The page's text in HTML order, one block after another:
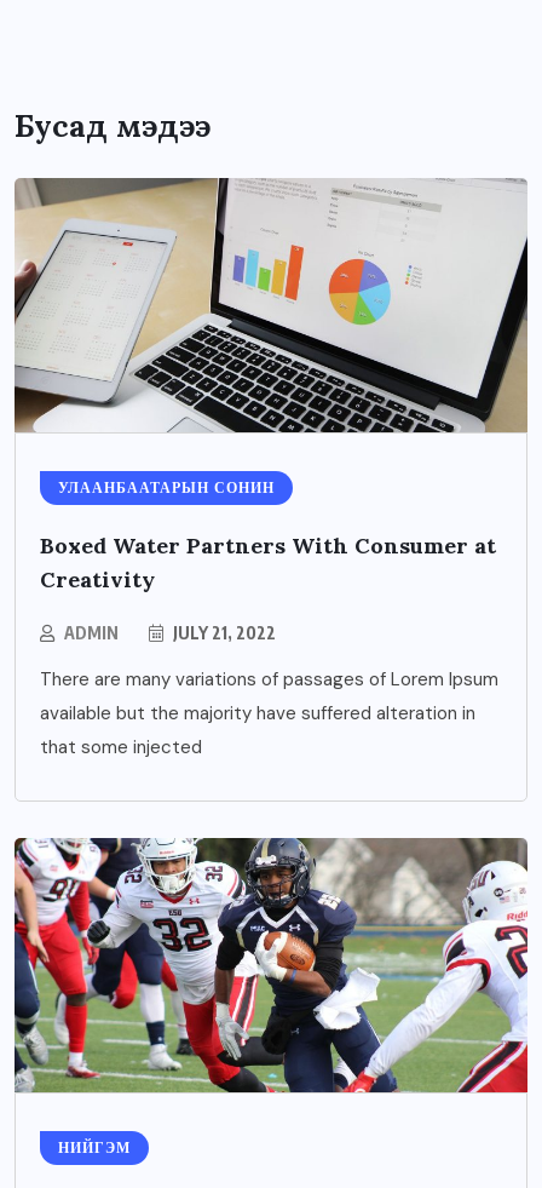
Бусад мэдээ
УЛААНБААТАРЫН СОНИН
Boxed Water Partners With Consumer at
Creativity
ADMIN JULY 21, 2022
There are many variations of passages of Lorem Ipsum
available but the majority have suffered alteration in
that some injected
НИЙГЭМ